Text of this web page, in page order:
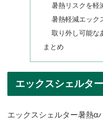
暑熱リスクを軽
暑熱軽減エック
取り外し可能な
まとめ
エックスシェルタ
エックスシェルター暑熱α